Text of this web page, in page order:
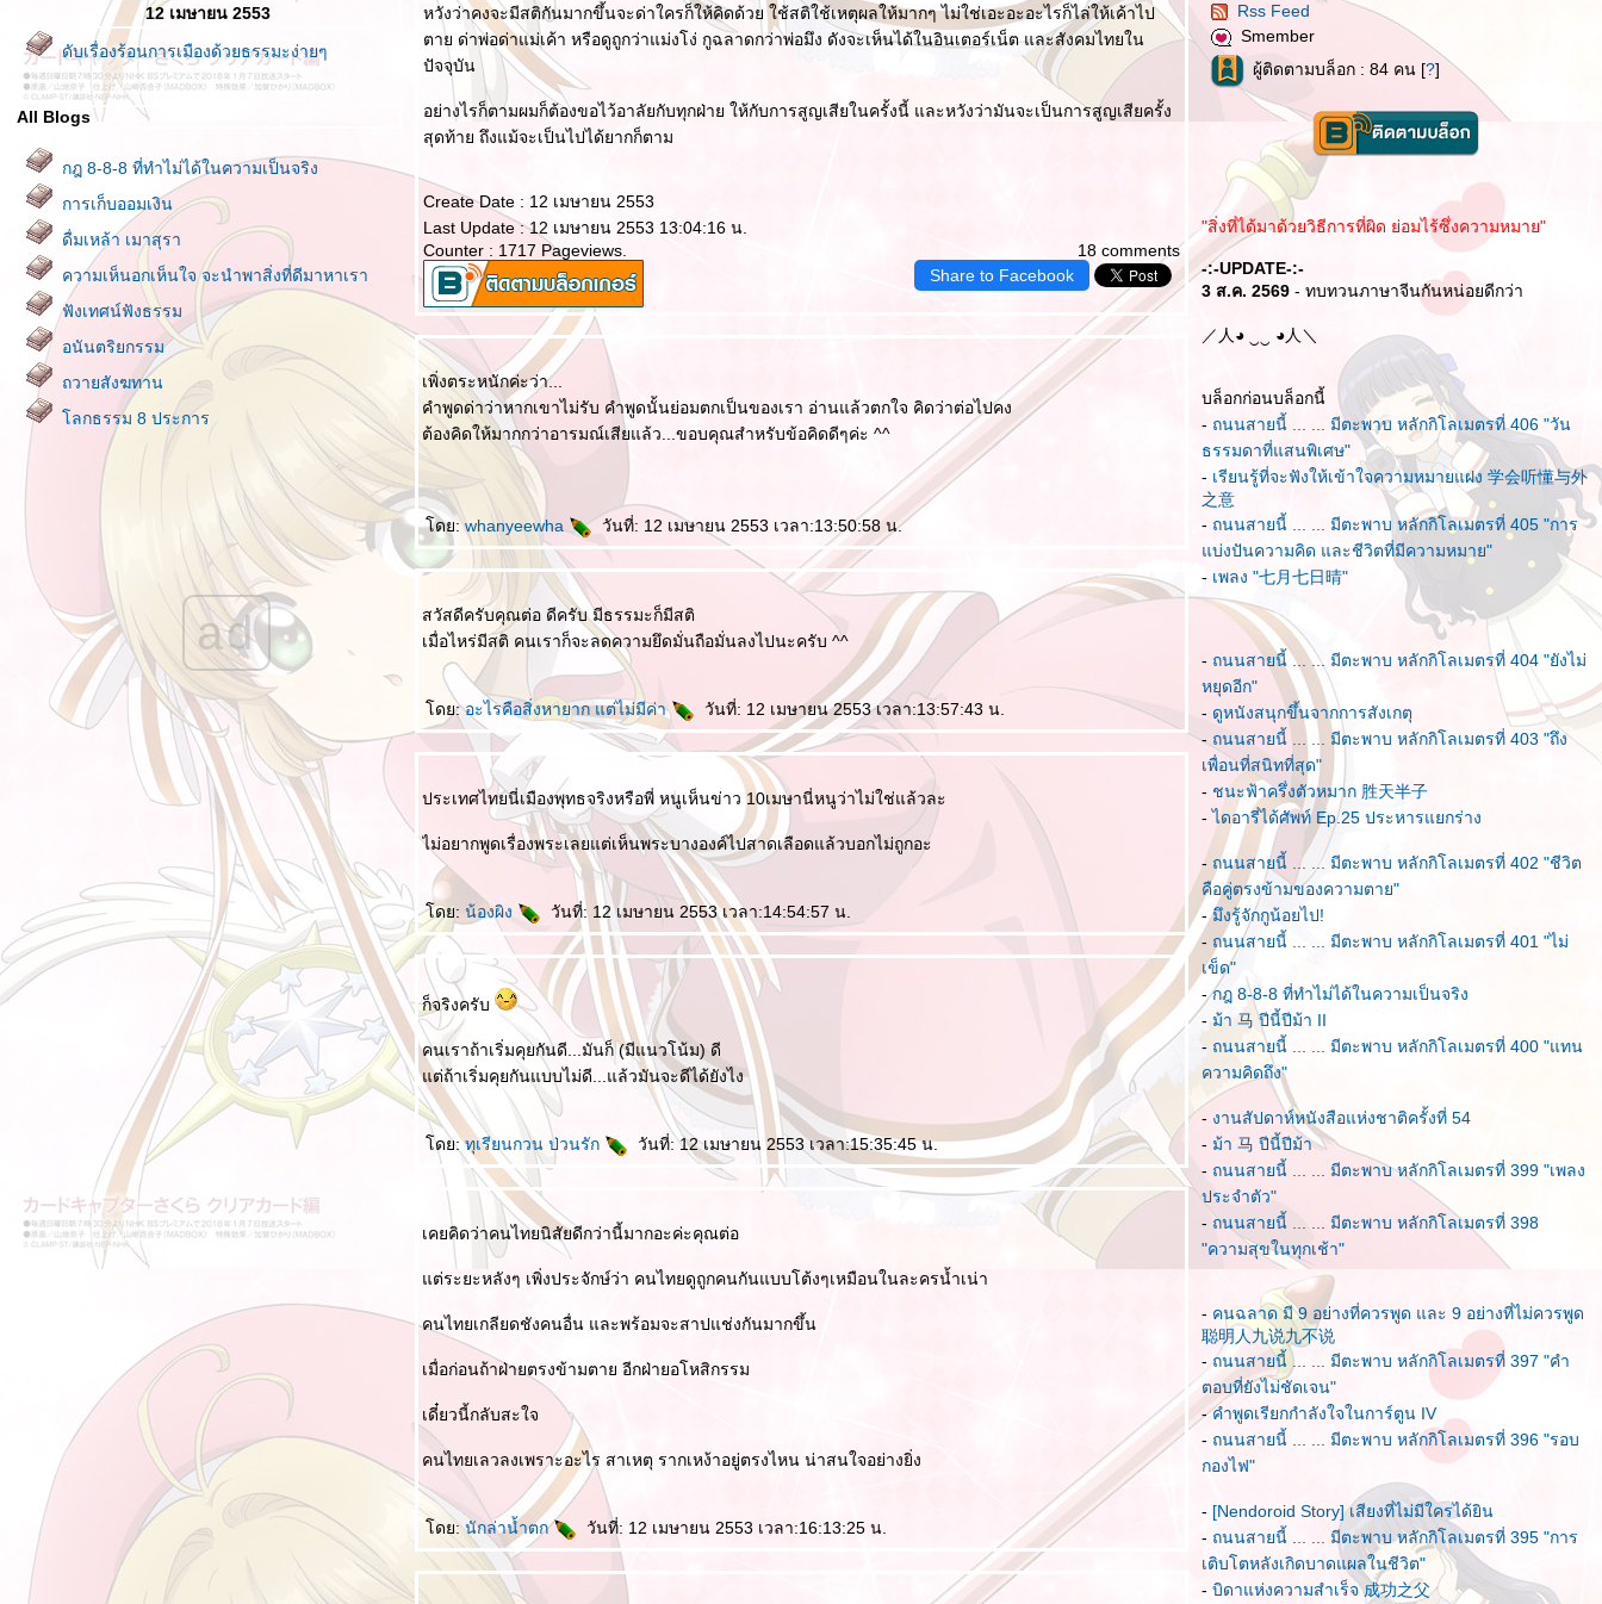
12 เมษายน 2553
ดับเรื่องร้อนการเมืองด้วยธรรมะง่ายๆ
All Blogs
กฎ 8-8-8 ที่ทำไม่ได้ในความเป็นจริง
การเก็บออมเงิน
ดื่มเหล้า เมาสุรา
ความเห็นอกเห็นใจ จะนำพาสิ่งที่ดีมาหาเรา
ฟังเทศน์ฟังธรรม
อนันตริยกรรม
ถวายสังฆทาน
ลกธรรม 8 ประการ
คติธรรมประจำใจของ พระพรหมเวที เจ้าคณะ
ภาค ๑๕ วัดพระปฐมเจดีย์
อย่าแบกโลกไว้คนเดียว
เราทำถูกต้อง แต่ผิด
กฎ 2 นาที
ไม่รักษาคำพูดก็เหมือนฆ่าตัวตา
ปล่อยเขาคิดไป
การใช้เหตุผลในการตอบโต้
สองอารมณ์กับ "ผมเป็นคนไทย"
ดูถูกเหยียดหยามปมด้อยคนอื่น
พิจารณาตนเอง
บบนี้หรือที่บอกว่ารักในหลวง
ดับเรื่องร้อนการเมืองด้วยธรรมะง่ายๆ
พูดคำว่า "ขอโทษ" มันจะตายเหรอวะ
สรุปว่า "กูผิด" เองที่ให้มึงยืมของ
กินเหล้า ดื่มสุรา
ชอบอ้าง "ในหลวง"
อบายมุข
จดหมายลูกโซ่
ทำไมชอบดูถูกคนอื่นกัน
อบอ้าง "เรารักในหลวง" "เราจะสู้เพื่อในหลวง"
กินอย่างประหยัด
อ้อ...นี่ใช่มั้ยสันดานของมึง
จะเลือกเป็นคนอย่างไร
ไม่ใช่คำสอนของในหลวง
หลักความเชื่อ 10 ประการ
คนโกหกไม่ทำความชั่วไม่มีหรอก...จริงเหรอ
นวคิดต่างกัน ดี - ไม่ดี งก – ประหยัด
ad
หวังว่าคงจะมีสติกันมากขึ้นจะด่าใครก็ให้คิดด้วย ใช้สติใช้เหตุผลให้มากๆ ไม่ใช่เอะอะอะไรก็ไล่ให้เค้าไป
ตาย ด่าพ่อด่าแม่เค้า หรือดูถูกว่าแม่งโง่ กูฉลาดกว่าพ่อมึง ดังจะเห็นได้ในอินเตอร์เน็ต และสังคมไทยใน
ปัจจุบัน
อย่างไรก็ตามผมก็ต้องขอไว้อาลัยกับทุกฝ่าย ให้กับการสูญเสียในครั้งนี้ และหวังว่ามันจะเป็นการสูญเสียครั้ง
สุดท้าย ถึงแม้จะเป็นไปได้ยากก็ตาม
Create Date : 12 เมษายน 2553
Last Update : 12 เมษายน 2553 13:04:16 น.
18 comments
Counter : 1717 Pageviews.
Share to Facebook
เพิ่งตระหนักค่ะว่า...
คำพูดด่าว่าหากเขาไม่รับ คำพูดนั้นย่อมตกเป็นของเรา อ่านแล้วตกใจ คิดว่าต่อไปคง
ต้องคิดให้มากกว่าอารมณ์เสียแล้ว...ขอบคุณสำหรับข้อคิดดีๆค่ะ ^^
ดย:whanyeewha วันที่: 12 เมษายน 2553 เวลา:13:50:58 น.
สวัสดีครับคุณต่อ ดีครับ มีธรรมะก็มีสติ
เมื่อไหร่มีสติ คนเราก็จะลดความยึดมั่นถือมั่นลงไปนะครับ ^^
ดย:อะไรคือสิ่งหายาก แต่ไม่มีค่า วันที่: 12 เมษายน 2553 เวลา:13:57:43 น.
ประเทศไทยนี่เมืองพุทธจริงหรือพี่ หนูเห็นข่าว 10เมษานี่หนูว่าไม่ใช่แล้วละ
ไม่อยากพูดเรื่องพระเลยแต่เห็นพระบางองค์ไปสาดเลือดแล้วบอกไม่ถูกอะ
ดย: น้องผิง วันที่: 12 เมษายน 2553 เวลา:14:54:57 น.
ก็จริงครับ
คนเราถ้าเริ่มคุยกันดี...มันก็ (มีแนวโน้ม) ดี
ต่ถ้าเริ่มคุยกันแบบไม่ดี...แล้วมันจะดีได้ยังไง
ดย:ทุเรียนกวน ป่วนรัก วันที่: 12 เมษายน 2553 เวลา:15:35:45 น.
เคยคิดว่าคนไทยนิสัยดีกว่านี้มากอะค่ะคุณต่อ
ต่ระยะหลังๆ เพิ่งประจักษ์ว่า คนไทยดูถูกคนกันแบบโต้งๆเหมือนในละครน้ำเน่า
คนไทยเกลียดชังคนอื่น และพร้อมจะสาปแช่งกันมากขึ้น
เมื่อก่อนถ้าฝ่ายตรงข้ามตาย อีกฝ่ายอโหสิกรรม
เดี๋ยวนี้กลับสะใจ
คนไทยเลวลงเพราะอะไร สาเหตุ รากเหง้าอยู่ตรงไหน น่าสนใจอย่างยิ่ง
ดย:นักล่าน้ำตก วันที่: 12 เมษายน 2553 เวลา:16:13:25 น.
Rss Feed
Smember
ผู้ติดตามบล็อก : 84 คน [?]
"สิ่งที่ได้มาด้วยวิธีการที่ผิด ย่อมไร้ซึ่งความหมาย"
-:-UPDATE-:-
3 ส.ค. 2569 - ทบทวนภาษาจีนกันหน่อยดีกว่า
／人◕ ‿‿ ◕人＼
บล็อกก่อนบล็อกนี้
- ถนนสายนี้ ... ... มีตะพาบ หลักกิโลเมตรที่ 406 "วัน
ธรรมดาที่แสนพิเศษ"
- เรียนรู้ที่จะฟังให้เข้าใจความหมายแฝง 学会听懂与外
之意
- ถนนสายนี้ ... ... มีตะพาบ หลักกิโลเมตรที่ 405 "การ
บ่งปันความคิด และชีวิตที่มีความหมาย"
- เพลง "七月七日晴"
- ถนนสายนี้ ... ... มีตะพาบ หลักกิโลเมตรที่ 404 "ยังไม่
หยุดอีก"
- ดูหนังสนุกขึ้นจากการสังเกตุ
- ถนนสายนี้ ... ... มีตะพาบ หลักกิโลเมตรที่ 403 "ถึง
เพื่อนที่สนิทที่สุด"
- ชนะฟ้าครึ่งตัวหมาก 胜天半子
-ไดอารี่ได้ศัพท์ Ep.25 ประหารแยกร่าง
- ถนนสายนี้ ... ... มีตะพาบ หลักกิโลเมตรที่ 402 "ชีวิต
คือคู่ตรงข้ามของความตาย"
-มึงรู้จักกูน้อยไป!
- ถนนสายนี้ ... ... มีตะพาบ หลักกิโลเมตรที่ 401 "ไม่
เข็ด"
-กฎ 8-8-8 ที่ทำไม่ได้ในความเป็นจริง
-ม้า 马 ปีนี้ปีม้า II
- ถนนสายนี้ ... ... มีตะพาบ หลักกิโลเมตรที่ 400 "แทน
ความคิดถึง"
- งานสัปดาห์หนังสือแห่งชาติครั้งที่ 54
- ม้า 马 ปีนี้ปีม้า
- ถนนสายนี้ ... ... มีตะพาบ หลักกิโลเมตรที่ 399 "เพลง
ประจำตัว"
- ถนนสายนี้ ... ... มีตะพาบ หลักกิโลเมตรที่ 398
"ความสุขในทุกเช้า"
- คนฉลาด มี 9 อย่างที่ควรพูด และ 9 อย่างที่ไม่ควรพูด
聪明人九说九不说
- ถนนสายนี้ ... ... มีตะพาบ หลักกิโลเมตรที่ 397 "คำ
ตอบที่ยังไม่ชัดเจน"
-คำพูดเรียกกำลังใจในการ์ตูน IV
- ถนนสายนี้ ... ... มีตะพาบ หลักกิโลเมตรที่ 396 "รอบ
กองไฟ"
- [Nendoroid Story] เสียงที่ไม่มีใครได้ยิน
- ถนนสายนี้ ... ... มีตะพาบ หลักกิโลเมตรที่ 395 "การ
เติบโตหลังเกิดบาดแผลในชีวิต"
- บิดาแห่งความสำเร็จ 成功之父